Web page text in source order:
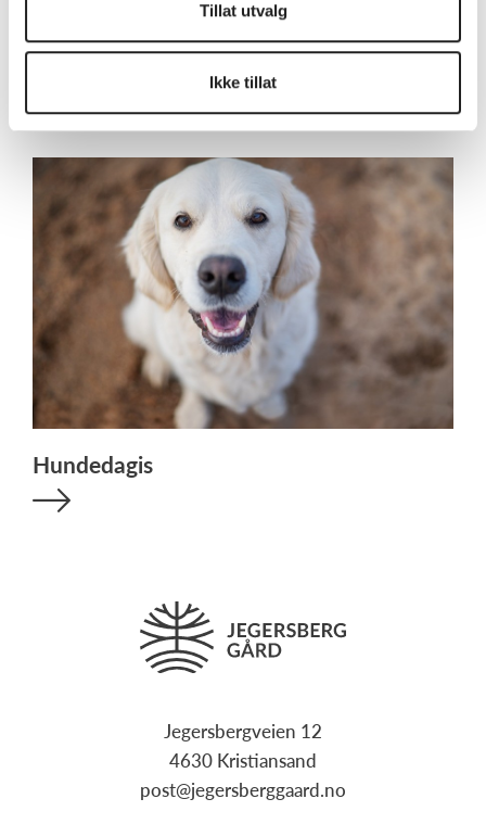
Tillat utvalg
Ikke tillat
Jegersberg gård Kafé
Hundedagis
Jegersbergveien 12
4630 Kristiansand
post@jegersberggaard.no